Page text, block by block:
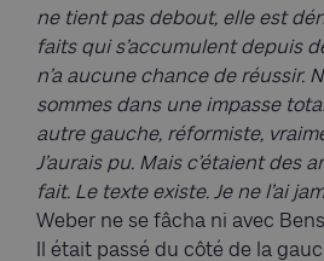
ne tient pas debout, elle est
faits qui s’accumulent depuis
n’a aucune chance de réussir.
sommes dans une impasse
autre gauche, réformiste,
J’aurais pu. Mais c’étaient des
fait. Le texte existe. Je ne l’ai
Weber ne se fâcha ni avec
Il était passé du côté de la